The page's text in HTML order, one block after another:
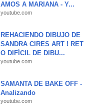
AMOS A MARIANA - Y...
youtube.com
REHACIENDO DIBUJO DE
SANDRA CIRES ART ! RET
O DIFÍCIL DE DIBU...
youtube.com
SAMANTA DE BAKE OFF -
Analizando
youtube.com